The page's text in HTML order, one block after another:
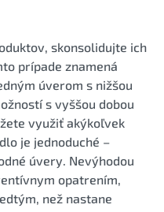
skonsolidujte ich
prípade znamená
úverom s nižšou
s vyššou dobou
využiť akýkoľvek
je jednoduché –
úvery. Nevýhodou
opatrením,
než nastane